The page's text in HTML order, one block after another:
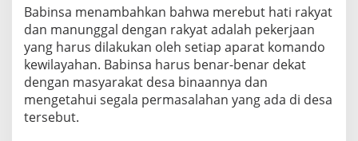
a
S
a
r
i
Babinsa menambahkan bahwa merebut hati rakyat
dan manunggal dengan rakyat adalah pekerjaan
yang harus dilakukan oleh setiap aparat komando
kewilayahan. Babinsa harus benar-benar dekat
dengan masyarakat desa binaannya dan
mengetahui segala permasalahan yang ada di desa
tersebut.